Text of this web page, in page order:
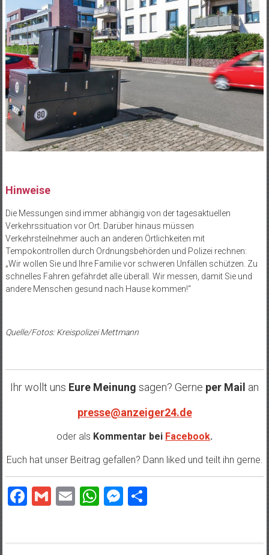
Hinweise
Die Messungen sind immer abhängig von der tagesaktuellen
Verkehrssituation vor Ort. Darüber hinaus müssen
Verkehrsteilnehmer auch an anderen Örtlichkeiten mit
Tempokontrollen durch Ordnungsbehörden und Polizei rechnen:
„Wir wollen Sie und Ihre Familie vor schweren Unfällen schützen. Zu
schnelles Fahren gefährdet alle überall. Wir messen, damit Sie und
andere Menschen gesund nach Hause kommen!“
Quelle/Fotos: Kreispolizei Mettmann
Ihr wollt uns Eure Meinung sagen? Gerne per Mail an
presse@anzeiger24.de
oder als Kommentar bei Facebook.
Euch hat unser Beitrag gefallen? Dann liked und teilt ihn gerne.
Facebook
GmailEmailWhatsApp
Messenger